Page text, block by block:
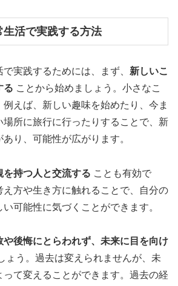
生活で実践する方法
実践するためには、まず、 新しいこ
る ことから始めましょう。小さなこ
えば、新しい趣味を始めたり、今ま
場所に旅行に行ったりすることで、新
り、可能性が広がります。
を持つ人と交流する ことも有効で
え方や生き方に触れることで、自分の
可能性に気づくことができます。
や後悔にとらわれず、未来に目を向け
ょう。過去は変えられませんが、未
て変えることができます。過去の経